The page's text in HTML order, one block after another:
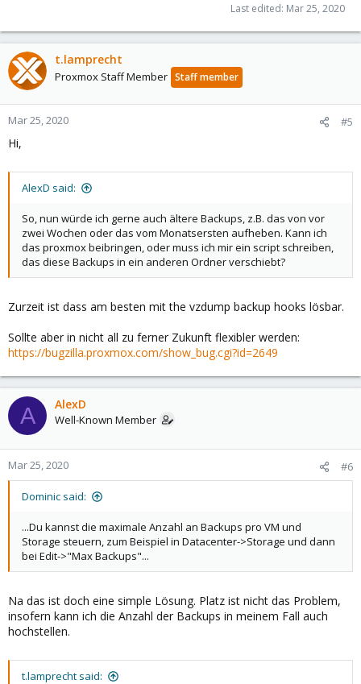
Last edited: Mar 25, 2020
t.lamprecht
Proxmox Staff Member Staff member
Mar 25, 2020 #5
Hi,
AlexD said:
So, nun würde ich gerne auch ältere Backups, z.B. das von vor
zwei Wochen oder das vom Monatsersten aufheben. Kann ich
das proxmox beibringen, oder muss ich mir ein script schreiben,
das diese Backups in ein anderen Ordner verschiebt?
Zurzeit ist dass am besten mit the vzdump backup hooks lösbar.
Sollte aber in nicht all zu ferner Zukunft flexibler werden:
https://bugzilla.proxmox.com/show_bug.cgi?id=2649
A AlexD
Well-Known Member
Mar 25, 2020 #6
Dominic said:
...Du kannst die maximale Anzahl an Backups pro VM und
Storage steuern, zum Beispiel in Datacenter->Storage und dann
bei Edit->"Max Backups"...
Na das ist doch eine simple Lösung. Platz ist nicht das Problem,
insofern kann ich die Anzahl der Backups in meinem Fall auch
hochstellen.
t.lamprecht said: